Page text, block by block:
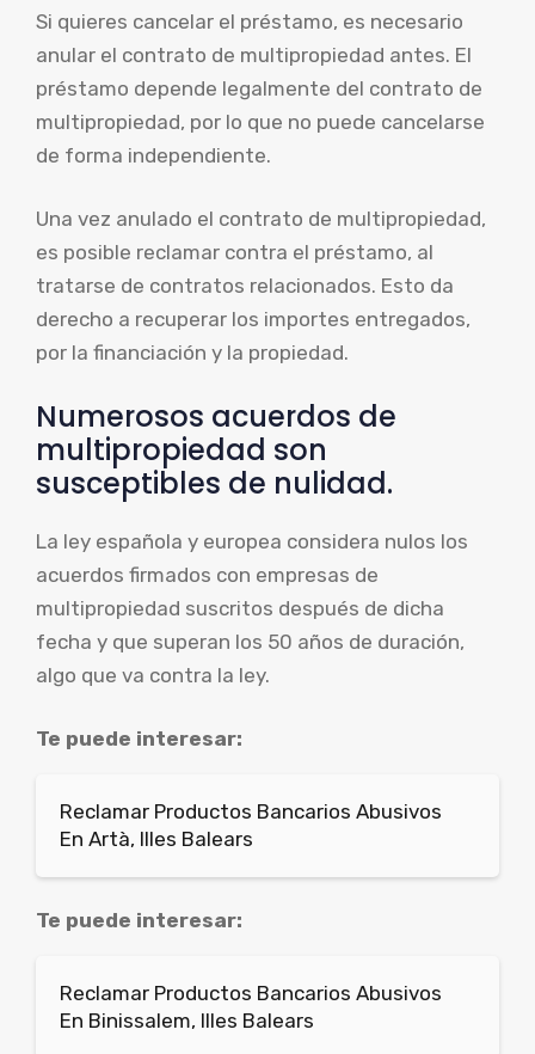
Si quieres cancelar el préstamo, es necesario
anular el contrato de multipropiedad antes. El
préstamo depende legalmente del contrato de
multipropiedad, por lo que no puede cancelarse
de forma independiente.
Una vez anulado el contrato de multipropiedad,
es posible reclamar contra el préstamo, al
tratarse de contratos relacionados. Esto da
derecho a recuperar los importes entregados,
por la financiación y la propiedad.
Numerosos acuerdos de
multipropiedad son
susceptibles de nulidad.
La ley española y europea considera nulos los
acuerdos firmados con empresas de
multipropiedad suscritos después de dicha
fecha y que superan los 50 años de duración,
algo que va contra la ley.
Te puede interesar:
Reclamar Productos Bancarios Abusivos
En Artà, Illes Balears
Te puede interesar:
Reclamar Productos Bancarios Abusivos
En Binissalem, Illes Balears